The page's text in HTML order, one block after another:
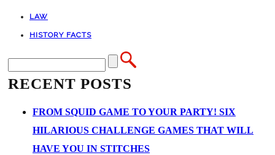
LAW
HISTORY FACTS
RECENT POSTS
FROM SQUID GAME TO YOUR PARTY! SIX
HILARIOUS CHALLENGE GAMES THAT WILL
HAVE YOU IN STITCHES